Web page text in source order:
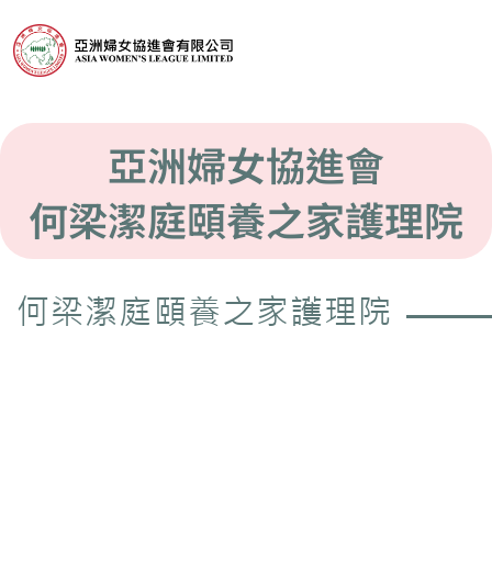
亞洲婦女協進會
何梁潔庭頤養之家護理院
何梁潔庭頤養之家護理院​